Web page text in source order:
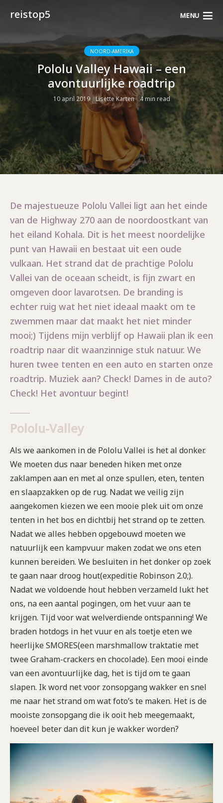
reistop5 MENU
NOORD-AMERIKA
Pololu Valley Hawaii – een
avontuurlijke roadtrip
10 april 2019 Lisette Karten 4 min read
De majestueuze Pololu Vallei ligt aan het einde
van de Highway 270 aan de noordoostkant van
het eiland Kohala. Dit is het meest noordelijke
punt van Hawaii en bestaat uit een oude
vulkaan. Het strand dat de prachtige Pololu
Vallei van de oceaan scheidt, is fijn zwart en
omgeven door lavarotsen. De branding is
echter ruig wat het niet ideaal maakt om te
zwemmen maar dat maakt het niet minder
mooi;) Tijdens mijn verblijf op Hawaii plan ik een
roadtrip naar dit waanzinnige stuk natuur. We
huren twee tenten en een auto en starten onze
roadtrip. Muziek aan? Check! Dames in de auto?
Check! Het avontuur begint!
Pololu-Valley
Als we aankomen in de Pololu Vallei is het al donker.
We moeten dus naar beneden hiken met onze
zaklampen aan en met al onze spullen, eten, tenten
en slaapzakken op de rug. Nadat we veilig zijn
aangekomen kiezen we een mooie plek uit om onze
tenten in het bos en dichtbij het strand op te zetten.
Nadat we alles hebben opgebouwd moeten we
natuurlijk een kampvuur maken zodat we ons eten
kunnen bereiden. We besluiten in het donker op zoek
te gaan naar droog hout(expeditie Robinson 2.0;).
Nadat we voldoende hout hebben verzameld lukt het
ons, na een aantal pogingen, om het vuur aan te
krijgen. Tijd voor wat welverdiende ontspanning! We
braden hotdogs in het vuur en als toetje eten we
heerlijke SMORES(een marshmallow traktatie met
twee Graham-crackers en chocolade). Een mooi einde
van een avontuurlijke dag, het is tijd om te gaan
slapen. Ik word net voor zonsopgang wakker en snel
me naar het strand om wat foto’s te maken. Het is de
mooiste zonsopgang die ik ooit heb meegemaakt,
hoeveel beter dan dit kun je wakker worden?